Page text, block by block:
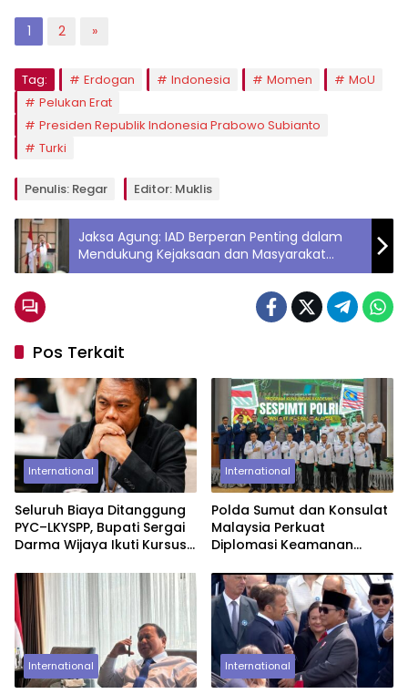
1 2 »
Tag: Erdogan Indonesia Momen
MoU
Pelukan Erat
Presiden Republik Indonesia Prabowo Subianto
Turki
Penulis: Regar Editor: Muklis
Jaksa Agung: IAD Berperan Penting dalam
Mendukung Kejaksaan dan Masyarakat
Berbudaya
Pos Terkait
International
Seluruh Biaya Ditanggung
PYC–LKYSPP, Bupati Sergai
Darma Wijaya Ikuti Kursus
Singapura
International
Polda Sumut dan Konsulat
Malaysia Perkuat
Diplomasi Keamanan
Sespimti Polri
International International